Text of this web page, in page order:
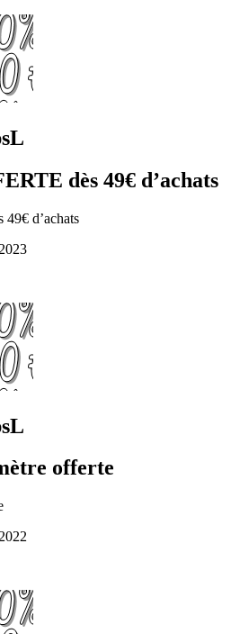
dès 49€ d’achats
d’achats
offerte